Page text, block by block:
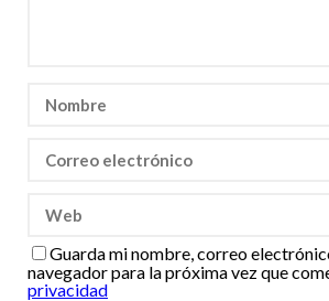
Guarda mi nombre, correo
navegador para la próxima vez que
privacidad